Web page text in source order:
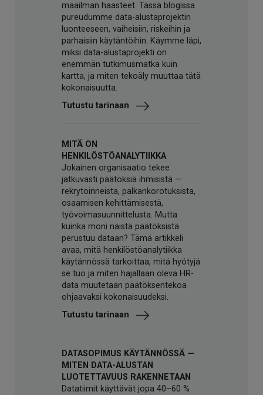
maailman haasteet. Tässä blogissa
pureudumme data-alustaprojektin
luonteeseen, vaiheisiin, riskeihin ja
parhaisiin käytäntöihin. Käymme läpi,
miksi data-alustaprojekti on
enemmän tutkimusmatka kuin
kartta, ja miten tekoäly muuttaa tätä
kokonaisuutta.
Tutustu tarinaan
MITÄ ON
HENKILÖSTÖANALYTIIKKA
Jokainen organisaatio tekee
jatkuvasti päätöksiä ihmisistä —
rekrytoinneista, palkankorotuksista,
osaamisen kehittämisestä,
työvoimasuunnittelusta. Mutta
kuinka moni näistä päätöksistä
perustuu dataan? Tämä artikkeli
avaa, mitä henkilöstöanalytiikka
käytännössä tarkoittaa, mitä hyötyjä
se tuo ja miten hajallaan oleva HR-
data muutetaan päätöksentekoa
ohjaavaksi kokonaisuudeksi.
Tutustu tarinaan
DATASOPIMUS KÄYTÄNNÖSSÄ —
MITEN DATA-ALUSTAN
LUOTETTAVUUS RAKENNETAAN
Datatiimit käyttävät jopa 40–60 %